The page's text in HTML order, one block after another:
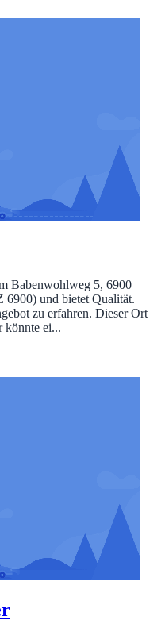
Babenwohlweg 5, 6900
6900) und bietet Qualität.
zu erfahren. Dieser Ort
könnte ei...